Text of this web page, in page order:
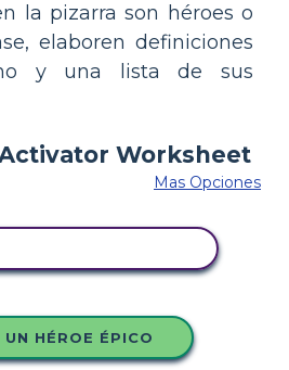
la pizarra son héroes o
elaboren definiciones
y una lista de sus
Mas Opciones
UN HÉROE ÉPICO